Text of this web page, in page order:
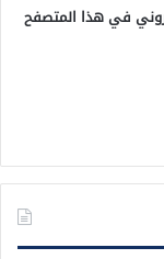
في هذا المتصفح